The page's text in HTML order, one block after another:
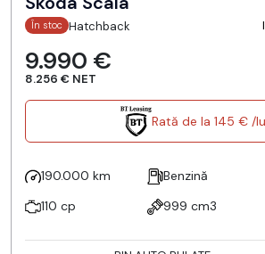
În stoc Hatchback
9.990 €
8.256 € NET
Rată de la 145 € /
190.000 km Benzină
110 cp
999 cm3